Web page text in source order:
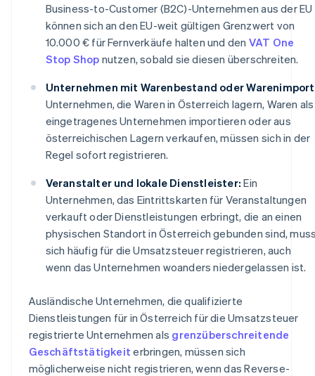
Business-to-Customer (B2C)-Unternehmen aus der EU
können sich an den EU-weit gültigen Grenzwert von
10.000 € für Fernverkäufe halten und den VAT One
Stop Shop nutzen, sobald sie diesen überschreiten.
Unternehmen mit Warenbestand oder
Unternehmen, die Waren in Österreich lagern, Waren als
eingetragenes Unternehmen importieren oder aus
österreichischen Lagern verkaufen, müssen sich in der
Regel sofort registrieren.
Veranstalter und lokale Dienstleister: Ein
Unternehmen, das Eintrittskarten für Veranstaltungen
verkauft oder Dienstleistungen erbringt, die an einen
physischen Standort in Österreich gebunden sind,
sich häufig für die Umsatzsteuer registrieren, auch
wenn das Unternehmen woanders niedergelassen ist.
Ausländische Unternehmen, die qualifizierte
Dienstleistungen für in Österreich für die Umsatzsteuer
registrierte Unternehmen als grenzüberschreitende
Geschäftstätigkeit erbringen, müssen sich
möglicherweise nicht registrieren, wenn das Reverse-